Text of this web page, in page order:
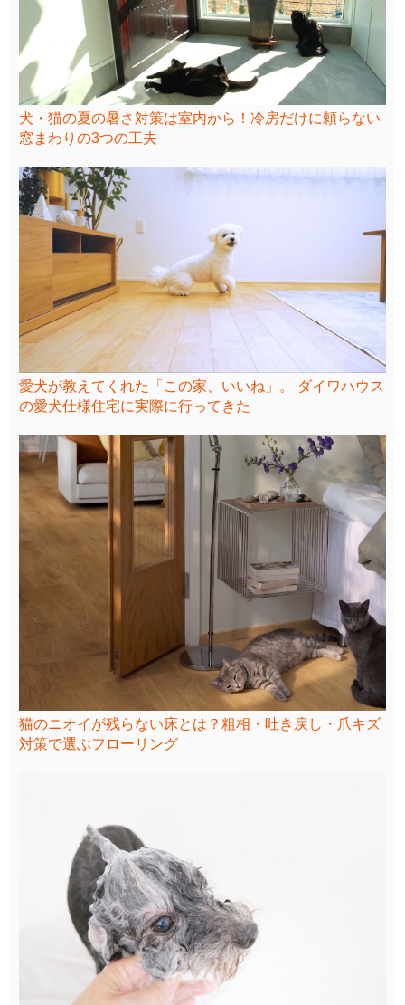
犬・猫の夏の暑さ対策は室内から！冷房だけに頼らない
窓まわりの3つの工夫
愛犬が教えてくれた「この家、いいね」。 ダイワハウス
の愛犬仕様住宅に実際に行ってきた
猫のニオイが残らない床とは？粗相・吐き戻し・爪キズ
対策で選ぶフローリング